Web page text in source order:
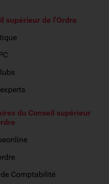
supérieur de l'Ordre
du Conseil supérieur
Comptabilité